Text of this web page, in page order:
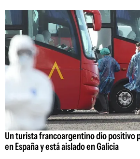
Un turista francoargentino dio positivo
en España y está aislado en Galicia